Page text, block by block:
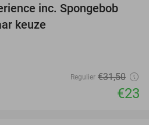
27%
inc. Spongebob
keuze
Regulier €31,50
€23